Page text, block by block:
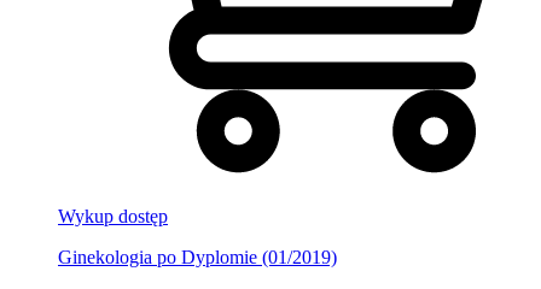
Wykup dostęp
Ginekologia po Dyplomie (01/2019)